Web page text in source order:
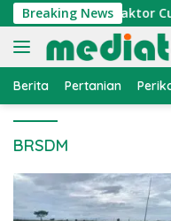
Langsung
ke
konten
Breaking News
Atraktor Cumi
Berita Pertanian
BRSDM